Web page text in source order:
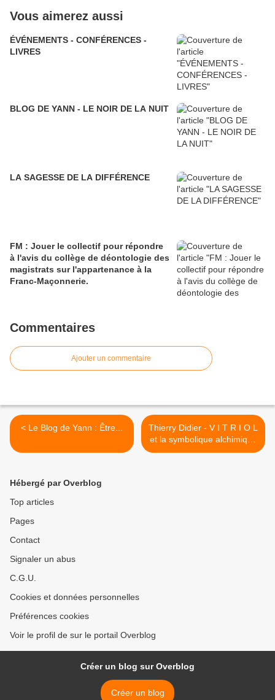
Vous aimerez aussi
ÉVÉNEMENTS - CONFÉRENCES -
LIVRES
BLOG DE YANN - LE NOIR DE LA NUIT
LA SAGESSE DE LA DIFFÉRENCE
FM : Jouer le collectif pour répondre
à l'avis du collège de déontologie des
magistrats sur l'appartenance à la
Franc-Maçonnerie.
Commentaires
Ajouter un commentaire
< Le Blog de Yann : Être...
Thierry Didier - V I T R I O L
et la symbolique alchimique
du cabinet de réflexion >
Hébergé par Overblog
Top articles
Pages
Contact
Signaler un abus
C.G.U.
Cookies et données personnelles
Préférences cookies
Voir le profil de sur le portail Overblog
Créer un blog sur Overblog
Créer un blog